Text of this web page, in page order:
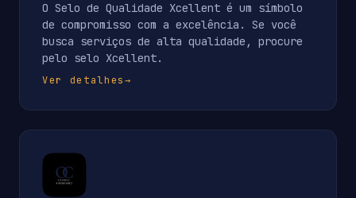
O Selo de Qualidade Xcellent é um símbolo
de compromisso com a excelência. Se você
busca serviços de alta qualidade, procure
pelo selo Xcellent.
Ver detalhes→